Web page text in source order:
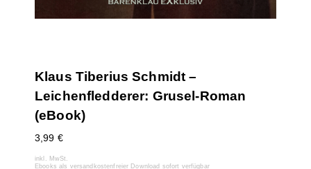
Klaus Tiberius Schmidt –
Leichenfledderer: Grusel-Roman
(eBook)
3,99 €
inkl. MwSt.
Ebooks als versandkostenfreier Download sofort verfügbar